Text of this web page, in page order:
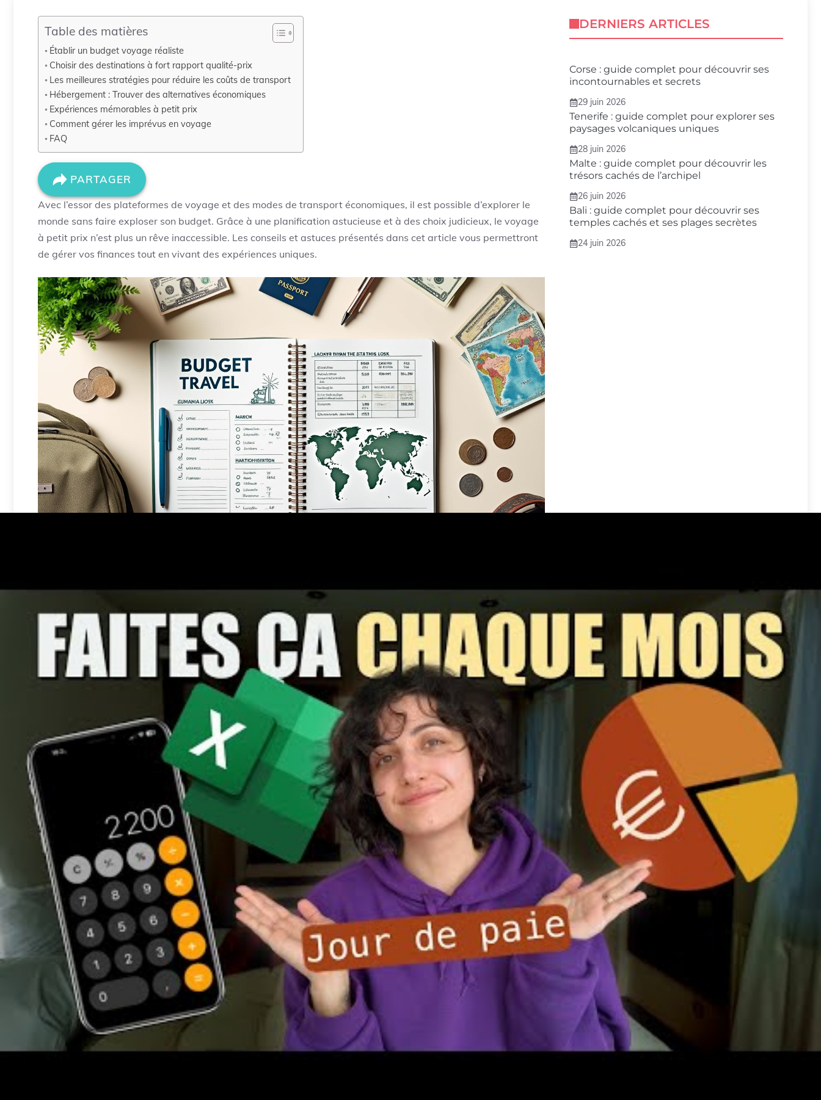
Table des matières
Établir un budget voyage réaliste
Choisir des destinations à fort rapport qualité-prix
Les meilleures stratégies pour réduire les coûts de transport
Hébergement : Trouver des alternatives économiques
Expériences mémorables à petit prix
Comment gérer les imprévus en voyage
FAQ
PARTAGER
Avec l’essor des plateformes de voyage et des modes de transport économiques, il est possible d’explorer le
monde sans faire exploser son budget. Grâce à une planification astucieuse et à des choix judicieux, le voyage
à petit prix n’est plus un rêve inaccessible. Les conseils et astuces présentés dans cet article vous permettront
de gérer vos finances tout en vivant des expériences uniques.
Avant de partir à l’aventure, la première étape consiste à établir un budget voyage réaliste. Cela ne concerne
pas seulement la somme que vous êtes prêt à dépenser, mais également la manière dont vous allez utiliser cet
argent pour profiter au maximum de votre séjour. La règle des 5 à 10 % de vos revenus nets mensuels peut
servir de guide. Par exemple, si vous gagnez 2 000 € par mois, vous pouvez consacrer entre 100 € et 200 € à
votre budget voyage mensuel. Ce montant vous aidera à planifier des vacances sans pression financière.
Les étapes pour établir votre budget sont simples. Commencez par calculer vos revenus nets mensuels, puis
appliquez le pourcentage que vous souhaitez utiliser pour vos voyages. Ensuite, divisez ce montant par la
durée de votre séjour pour obtenir votre budget quotidien. Il est également important de prévoir un fonds
d’urgence, représentant environ 15 % de votre budget total, afin de faire face aux imprévus sans avoir à rogner
Revenus nets mensuels :choisissez un pourcentage à investir dans le voyage
Durée du séjour :déterminez combien vous comptez voyager cette année
Postes de dépense : répartissez votre budget entre transport, hébergement, nourriture, activités
Fonds d’urgence : prévoyez de quoi faire face aux imprévus
Pour que votre projet de voyage soit réalisable, vérifiez que le montant que vous souhaitez épargner n’impacte
pas vos charges fixes mensuelles. Par conséquent, consultez les plateformes commeNōmadianqui offrent des
conseils sur la gestion et l’optimisation de votre budget.
Choisir des destinations à fort rapport qualité-prix
Le choix de votre destination a un impact considérable sur votre budget. Certaines régions offrent des
expériences mémorables sans nécessiter un portefeuille trop bien garni. Par exemple, des destinations comme
l’Asie du Sud-Est Europe de l’Est, et certaines parties du Maghreb
se distinguent par leur coût de la vie
abordable. Voici quelques exemples :
DERNIERS ARTICLES
Corse : guide complet pour découvrir ses
incontournables et secrets
29 juin 2026
Tenerife : guide complet pour explorer ses
paysages volcaniques uniques
28 juin 2026
Malte : guide complet pour découvrir les
trésors cachés de l’archipel
26 juin 2026
Bali : guide complet pour découvrir ses
temples cachés et ses plages secrètes
24 juin 2026